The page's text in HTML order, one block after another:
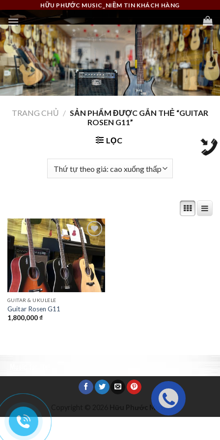
to
content
HỮU PHƯỚC MUSIC_NIỀM TIN KHÁCH HÀNG
TRANG CHỦ / SẢN PHẨM ĐƯỢC GẮN THẺ “GUITAR
ROSEN G11”
LỌC
Add to
Wishlist
GUITAR & UKULELE
Guitar Rosen G11
1,800,000₫
Hữu Phước Music